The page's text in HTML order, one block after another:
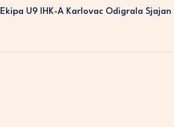
Ekipa U9 IHK-A Karlovac Odigrala